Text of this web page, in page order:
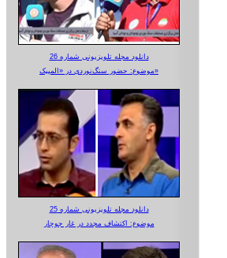
دانلود مجله تلویزیونی شماره 26
موضوع: حضور سنگ‌نوردی در «المپیک»
دانلود مجله تلویزیونی شماره 25
موضوع: اکتشاف مجدد در غار جوجار